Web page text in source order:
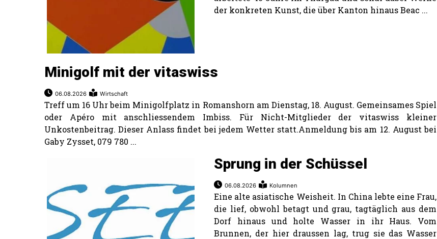
der konkreten Kunst, die über Kanton hinaus Beac ...
Minigolf mit der vitaswiss
06.08.2026 Wirtschaft
Treff um 16 Uhr beim Minigolfplatz in Romanshorn am Dienstag, 18. August. Gemeinsames Spiel
oder Apéro mit anschliessendem Imbiss. Für Nicht-Mitglieder der vitaswiss kleiner
Unkostenbeitrag. Dieser Anlass findet bei jedem Wetter statt.Anmeldung bis am 12. August bei
Gaby Zysset, 079 780 ...
Sprung in der Schüssel
06.08.2026 Kolumnen
Eine alte asiatische Weisheit. In China lebte eine Frau,
die lief, obwohl betagt und grau, tagtäglich aus dem
Dorf hinaus und holte Wasser in ihr Haus. Vom
Brunnen, der hier draussen lag, trug sie das Wasser